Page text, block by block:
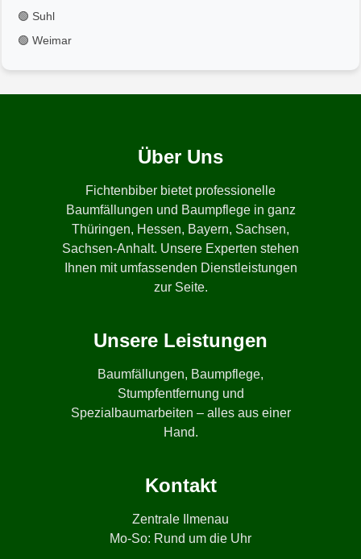
🟢 Suhl
🟢 Weimar
Über Uns
Fichtenbiber bietet professionelle
Baumfällungen und Baumpflege in ganz
Thüringen, Hessen, Bayern, Sachsen,
Sachsen-Anhalt. Unsere Experten stehen
Ihnen mit umfassenden Dienstleistungen
zur Seite.
Unsere Leistungen
Baumfällungen, Baumpflege,
Stumpfentfernung und
Spezialbaumarbeiten – alles aus einer
Hand.
Kontakt
Zentrale Ilmenau
Mo-So: Rund um die Uhr